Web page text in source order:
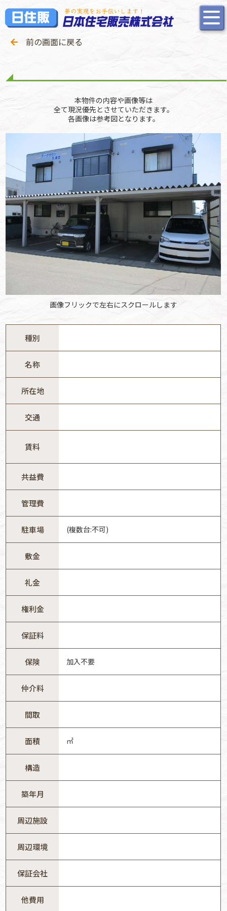
前の画面に戻る
本物件の内容や画像等は
全て現況優先とさせていただきます。
各画像は参考図となります。
画像フリックで左右にスクロールします
種別
名称
所在地
交通
賃料
共益費
管理費
駐車場 (複数台:不可)
敷金
礼金
権利金
保証料
保険 加入不要
仲介料
間取
面積 ㎡
構造
築年月
周辺施設
周辺環境
保証会社
他費用